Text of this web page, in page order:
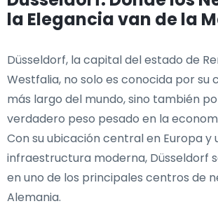
la Elegancia van de la
Düsseldorf, la capital del estado de
Westfalia, no solo es conocida por su
más largo del mundo, sino también
verdadero peso pesado en la
Con su ubicación central en Europa y
infraestructura moderna, Düsseldorf
en uno de los principales centros de
Alemania.